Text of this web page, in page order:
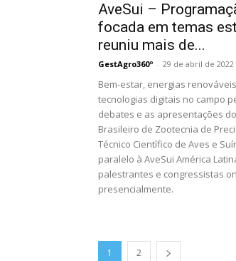
AveSui –
focada em temas
reuniu mais de...
GestAgro360º - 29 de abril de 2022
Bem-estar, energias
tecnologias digitais no campo
debates e as apresentações
Brasileiro de Zootecnia de
Técnico Científico de Aves e
paralelo à AveSui América
palestrantes e congressistas
presencialmente.
1 2